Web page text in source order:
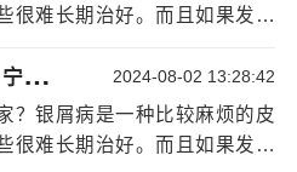
很难长期治好。而且如果发病
牛皮癣。尤其是夏天，穿鞋不
]
治
牛皮癣的药膏有哪些：宁波哪个医院治银屑病好 2024-08-02 13:28:42
？银屑病是一种比较麻烦的皮
很难长期治好。而且如果发病